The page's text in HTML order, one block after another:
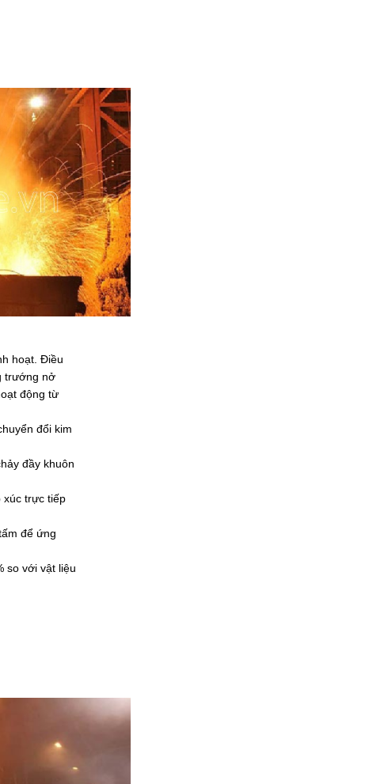
hoạt. Điều
trướng nở
động từ
đổi kim
đầy khuôn
xúc trực tiếp
để ứng
so với vật liệu